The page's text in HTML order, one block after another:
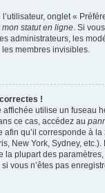
onglet «
statut en ligne. Si
administrateurs, les
membres invisibles.
!
affichée utilise un fuseau
ce cas, accédez au
afin qu’il corresponde à
New York, Sydney,
la plupart des paramètres,
vous n’êtes pas